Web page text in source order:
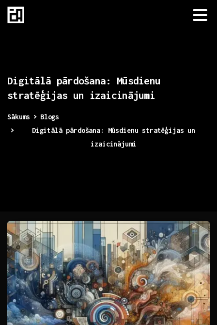
Digitālā pārdošana:
Mūsdienu
stratēģijas un izaicinājumi
Sākums
Blogs
Digitālā pārdošana: Mūsdienu stratēģijas un
izaicinājumi